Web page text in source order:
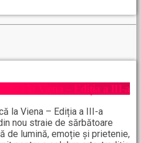
la Viena – Ediția a III-a
la Viena – Ediția a III-a
nou straie de sărbătoare
de lumină, emoție și prietenie,